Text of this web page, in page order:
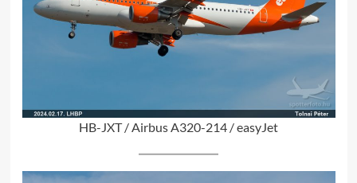
HB-JXT / Airbus A320-214 / easyJet